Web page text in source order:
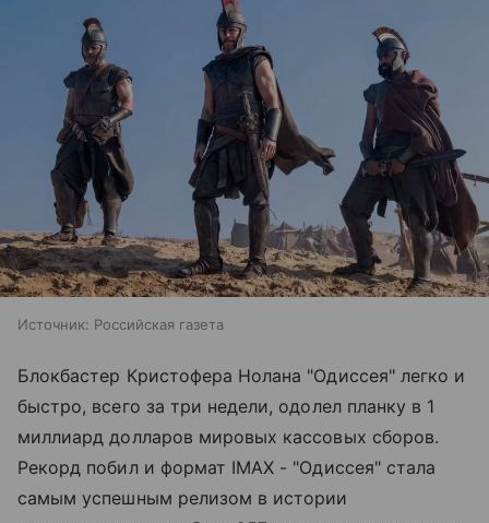
Источник: Российская газета
Блокбастер Кристофера Нолана "Одиссея" легко и
быстро, всего за три недели, одолел планку в 1
миллиард долларов мировых кассовых сборов.
Рекорд побил и формат IMAX - "Одиссея" стала
самым успешным релизом в истории